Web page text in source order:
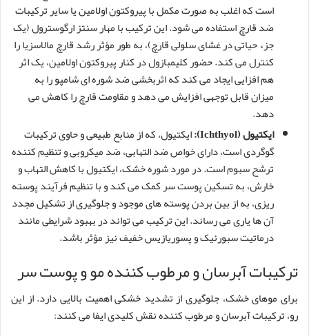
است که اغلب به صورت مکمل با پیروکتون اولامین یا سایر ترکیبات
ضد قارچ استفاده می شود. این ترکیب با مهار سنتز ارگوسترول (یک
جزء حیاتی در غشای سلولی قارچ)، به طور مؤثر رشد قارچ مالاسزیا را
کنترل می کند. حضور کلیمبازول در کنار پیروکتون اولامین، یک اثر
هم افزایی ایجاد می کند که اثربخشی ضد شوره ای شامپو را به
میزان قابل توجهی افزایش می دهد و مقاومت قارچ را کاهش می
دهد.
ایکتیول (Ichthyol):
ایکتیول، که از منابع طبیعی و حاوی ترکیبات
گوگردی است، دارای خواص ضد التهابی، ضد میکروبی و تنظیم کننده
ترشح سبوم است. در مورد شوره خشک، ایکتیول با کاهش التهاب و
خارش، به تسکین پوست سر کمک می کند و با تنظیم فرآیند پوسته
ریزی، به از بین بردن پوسته های موجود و جلوگیری از تشکیل مجدد
آن ها یاری می رساند. این ترکیب می تواند در بهبود شرایطی مانند
درماتیت سبورئیک و پسوریازیس خفیف نیز مؤثر باشد.
ترکیبات آبرسان و مرطوب کننده مو و پوست سر
برای موهای خشک، جلوگیری از تشدید خشکی اهمیت بالایی دارد. از این
رو، ترکیبات آبرسان و مرطوب کننده نقش کلیدی ایفا می کنند: